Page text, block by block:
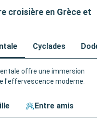
croisière en Grèce et
Cyclades
offre une immersion
l'effervescence moderne.
Entre amis